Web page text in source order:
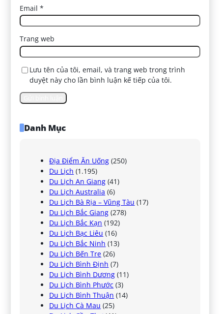
Email*
Trang web
Lưu tên của tôi, email, và trang web trong trình
duyệt này cho lần bình luận kế tiếp của tôi.
Danh Mục
Địa Điểm Ăn Uống (250)
Du Lịch (1.195)
Du Lịch An Giang (41)
Du Lịch Australia (6)
Du Lịch Bà Rịa – Vũng Tàu (17)
Du Lịch Bắc Giang (278)
Du Lịch Bắc Kạn (192)
Du Lịch Bạc Liêu (16)
Du Lịch Bắc Ninh (13)
Du Lịch Bến Tre (26)
Du Lịch Bình Định (7)
Du Lịch Bình Dương (11)
Du Lịch Bình Phước (3)
Du Lịch Bình Thuận (14)
Du Lịch Cà Mau (25)